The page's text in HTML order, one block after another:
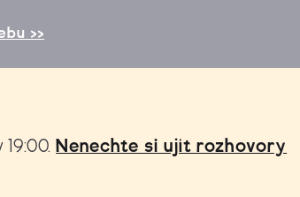
>>
19:00.Nenechte si ujít rozhovory